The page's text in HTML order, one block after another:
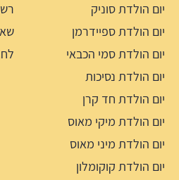
יום הולדת סוניק
יום הולדת ספיידרמן
יום הולדת סמי הכבאי
יום הולדת נסיכות
יום הולדת חד קרן
יום הולדת מיקי מאוס
יום הולדת מיני מאוס
יום הולדת קוקומלון